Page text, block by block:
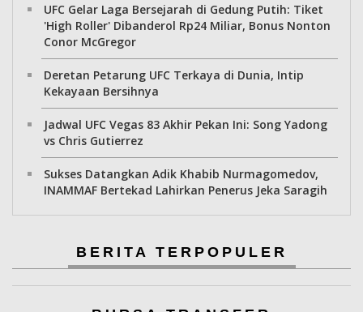
UFC Gelar Laga Bersejarah di Gedung Putih: Tiket
'High Roller' Dibanderol Rp24 Miliar, Bonus Nonton
Conor McGregor
Deretan Petarung UFC Terkaya di Dunia, Intip
Kekayaan Bersihnya
Jadwal UFC Vegas 83 Akhir Pekan Ini: Song Yadong
vs Chris Gutierrez
Sukses Datangkan Adik Khabib Nurmagomedov,
INAMMAF Bertekad Lahirkan Penerus Jeka Saragih
BERITA TERPOPULER